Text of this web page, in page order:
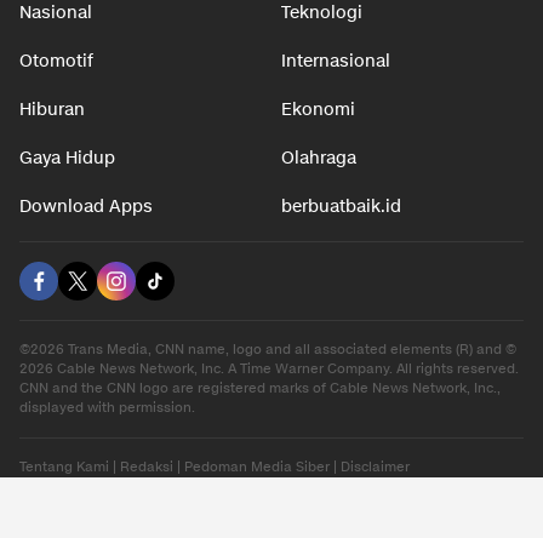
Nasional Teknologi
Otomotif Internasional
Hiburan Ekonomi
Gaya Hidup Olahraga
Download Apps berbuatbaik.id
©2026 Trans Media, CNN name, logo and all associated elements (R) and ©
2026 Cable News Network, Inc. A Time Warner Company. All rights reserved.
CNN and the CNN logo are registered marks of Cable News Network, Inc.,
displayed with permission.
Tentang Kami Redaksi Pedoman Media Siber Disclaimer